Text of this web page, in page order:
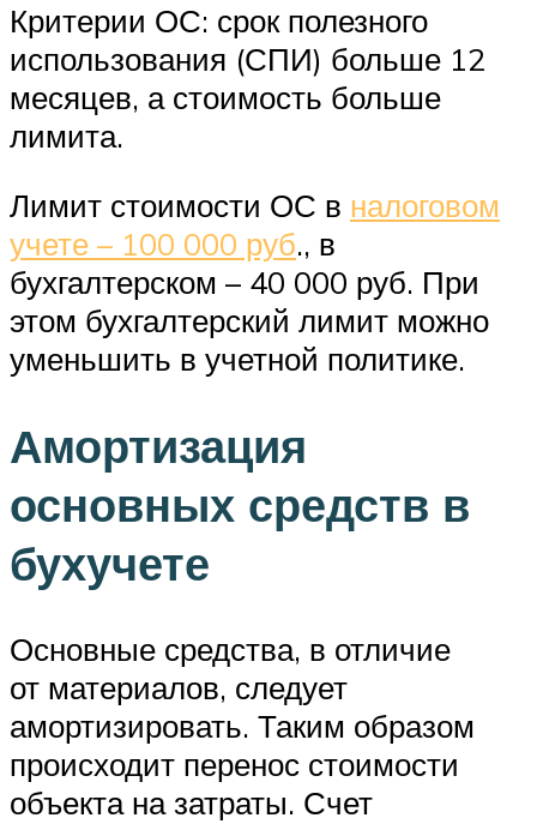
Критерии ОС: срок полезного
использования (СПИ) больше 12
месяцев, а стоимость больше
лимита.
Лимит стоимости ОС в налоговом
учете – 100 000 руб., в
бухгалтерском – 40 000 руб. При
этом бухгалтерский лимит можно
уменьшить в учетной политике.
Амортизация
основных средств в
бухучете
Основные средства, в отличие
от материалов, следует
амортизировать. Таким образом
происходит перенос стоимости
объекта на затраты. Счет